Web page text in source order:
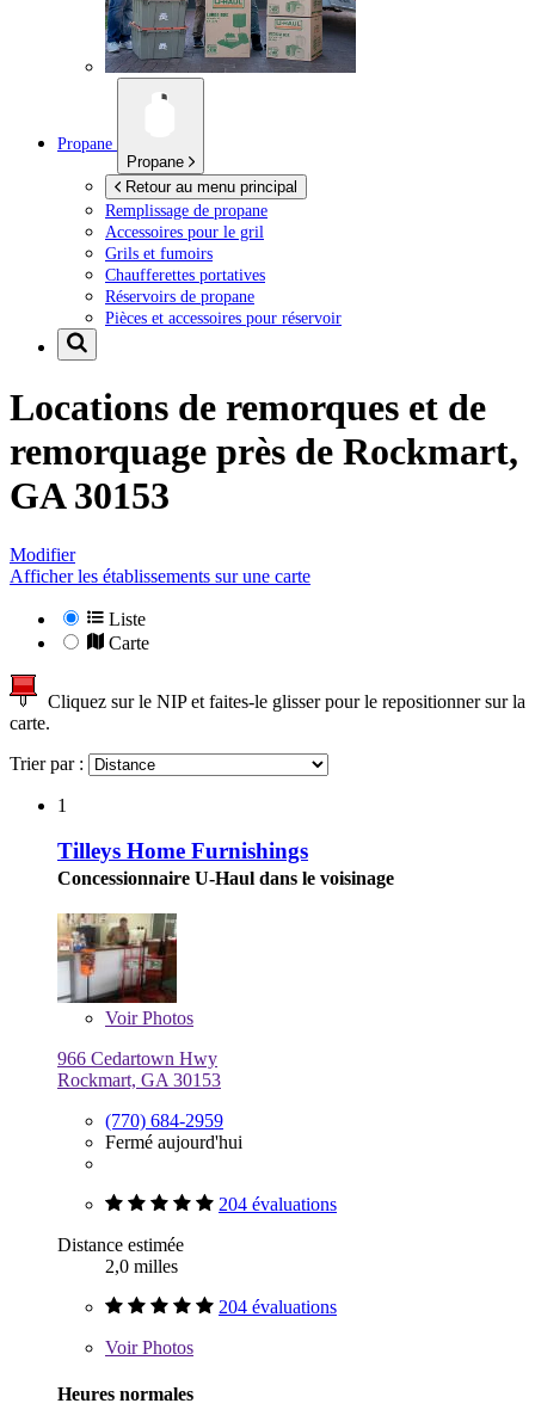
Propane
Propane
Retour au menu principal
Remplissage de propane
Accessoires pour le gril
Grils et fumoirs
Chaufferettes portatives
Réservoirs de propane
Pièces et accessoires pour réservoir
Locations de remorques et de
remorquage près de Rockmart,
GA 30153
Modifier
Afficher les établissements sur une carte
Liste
Carte
Cliquez sur le NIP et faites-le glisser pour le repositionner sur la
carte.
Trier par :
1
Tilleys Home Furnishings
Concessionnaire U-Haul dans le voisinage
VoirPhotos
966 Cedartown Hwy
Rockmart, GA 30153
(770) 684-2959
Fermé aujourd'hui
204 évaluations
Distance estimée
2,0 milles
204 évaluations
VoirPhotos
Heures normales